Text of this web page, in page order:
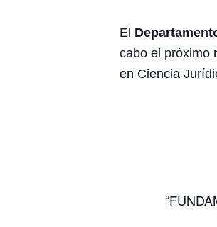
El
cabo el próximo
en Ciencia